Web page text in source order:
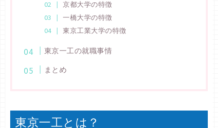
京都大学の特徴
一橋大学の特徴
東京工業大学の特徴
東京一工の就職事情
まとめ
東京一工とは？